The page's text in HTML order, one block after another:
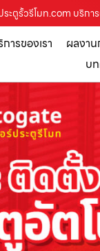
ะตูรั้วรีโมท.com บริก
ารของเรา ผลงาน
บ